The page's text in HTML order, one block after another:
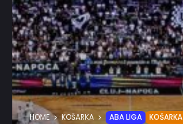
HOME KOŠARKA ABA LIGA KOŠARKA